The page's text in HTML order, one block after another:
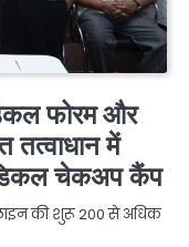
फोरम और
में
चेकअप कैंप
की शुरू 200 से अधिक